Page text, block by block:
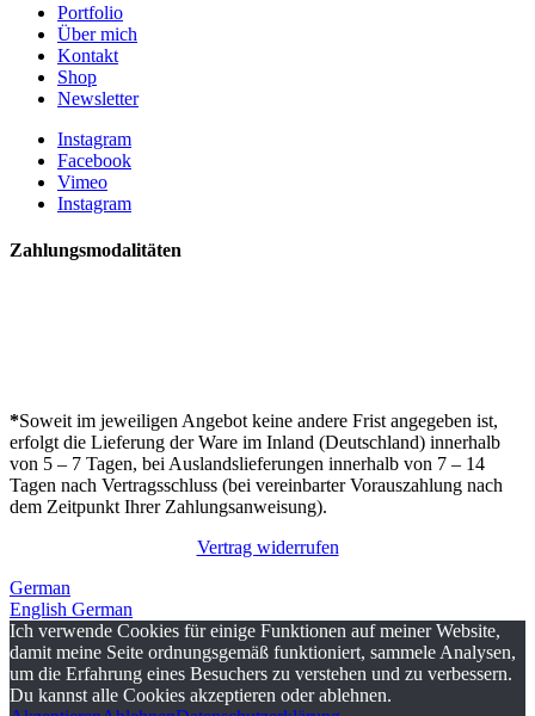
Portfolio
Über mich
Kontakt
Shop
Newsletter
Instagram
Facebook
Vimeo
Instagram
Zahlungsmodalitäten
*Soweit im jeweiligen Angebot keine andere Frist angegeben ist,
erfolgt die Lieferung der Ware im Inland (Deutschland) innerhalb
von 5 – 7 Tagen, bei Auslandslieferungen innerhalb von 7 – 14
Tagen nach Vertragsschluss (bei vereinbarter Vorauszahlung nach
dem Zeitpunkt Ihrer Zahlungsanweisung).
Vertrag widerrufen
German
English German
Ich verwende Cookies für einige Funktionen auf meiner Website,
damit meine Seite ordnungsgemäß funktioniert, sammele Analysen,
um die Erfahrung eines Besuchers zu verstehen und zu verbessern.
Du kannst alle Cookies akzeptieren oder ablehnen.